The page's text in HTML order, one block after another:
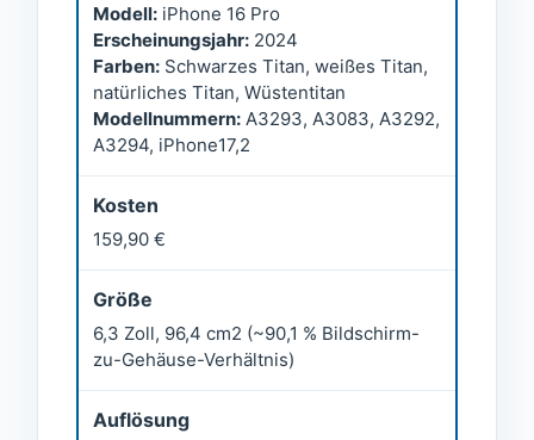
Modell: iPhone 16 Pro
Erscheinungsjahr: 2024
Farben: Schwarzes Titan, weißes Titan,
natürliches Titan, Wüstentitan
Modellnummern: A3293, A3083, A3292,
A3294, iPhone17,2
Kosten
159,90 €
Größe
6,3 Zoll, 96,4 cm2 (~90,1 % Bildschirm-
zu-Gehäuse-Verhältnis)
Auflösung